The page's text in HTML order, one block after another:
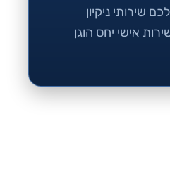
שירותי ניקיון
אישי יחס הוגן